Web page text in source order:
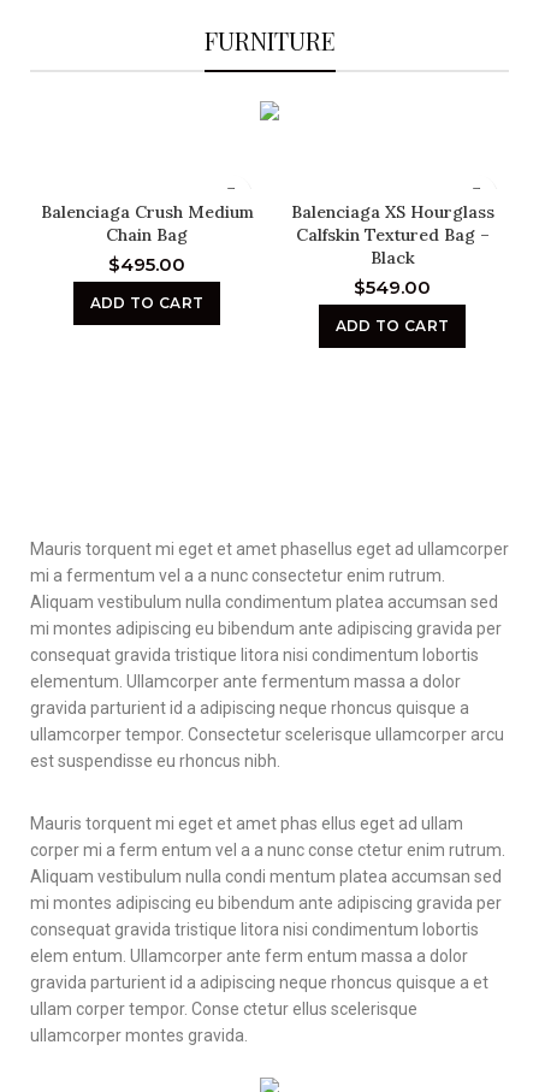
FURNITURE
Balenciaga Crush Medium
Chain Bag
$495.00
ADD TO CART
Balenciaga XS Hourglass
Calfskin Textured Bag –
Black
$549.00
ADD TO CART
Mauris torquent mi eget et amet phasellus eget ad ullamcorper
mi a fermentum vel a a nunc consectetur enim rutrum.
Aliquam vestibulum nulla condimentum platea accumsan sed
mi montes adipiscing eu bibendum ante adipiscing gravida per
consequat gravida tristique litora nisi condimentum lobortis
elementum. Ullamcorper ante fermentum massa a dolor
gravida parturient id a adipiscing neque rhoncus quisque a
ullamcorper tempor. Consectetur scelerisque ullamcorper arcu
est suspendisse eu rhoncus nibh.
Mauris torquent mi eget et amet phas ellus eget ad ullam
corper mi a ferm entum vel a a nunc conse ctetur enim rutrum.
Aliquam vestibulum nulla condi mentum platea accumsan sed
mi montes adipiscing eu bibendum ante adipiscing gravida per
consequat gravida tristique litora nisi condimentum lobortis
elem entum. Ullamcorper ante ferm entum massa a dolor
gravida parturient id a adipiscing neque rhoncus quisque a et
ullam corper tempor. Conse ctetur ellus scelerisque
ullamcorper montes gravida.